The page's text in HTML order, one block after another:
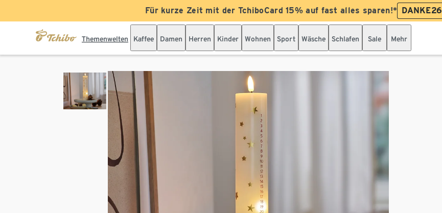
Für kurze Zeit mit der TchiboCard 15% auf fast alles sparen!* DANKE26
Themenwelten Kaffee Damen Herren Kinder Wohnen Sport Wäsche Schlafen Sale Mehr